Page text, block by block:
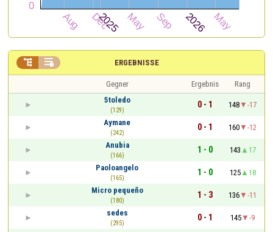
ERGEBNISSE
 
Gegner Ergebnis
Rang
5toledo
(129)
0 - 1 148
-17
Aymane
(242)
0 - 1 160
-12
Anubia
(166)
1 - 0 143
17
Paoloangelo
(165)
1 - 0 125
18
Micro pequeño
(180)
1 - 3 136
-11
sedes
(295)
0 - 1 145
-9